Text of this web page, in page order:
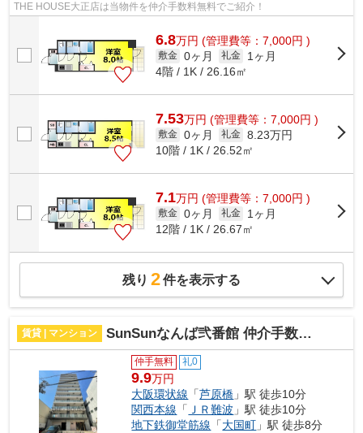
THE HOUSE大正店は当物件を仲介手数料無料でご紹介！
6.8万円 (管理費等：7,000円 )
敷金 0ヶ月 礼金
1ヶ月
4階 / 1K / 26.16㎡
7.53万円 (管理費等：7,000円 )
敷金 0ヶ月 礼金 8.23万円
10階 / 1K / 26.52㎡
7.1万円 (管理費等：7,000円 )
敷金 0ヶ月 礼金
1ヶ月
12階 / 1K / 26.67㎡
残り 2件を表示する
賃貸 | マンション SunSunなんば弐番館 仲介手数料無料
仲手無料 礼0
9.9万円
大阪環状線 「芦原橋 」駅 徒歩10分
関西本線 「 ＪＲ難波 」駅 徒歩10分
地下鉄御堂筋線 「大国町 」駅 徒歩8分